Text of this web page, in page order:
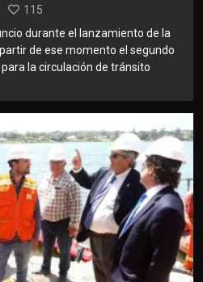
115
durante el lanzamiento de la
de ese momento el segundo
la circulación de tránsito